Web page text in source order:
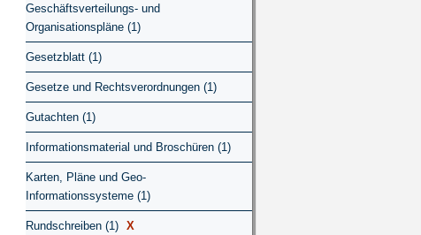
Geschäftsverteilungs- und
Organisationspläne (1)
Gesetzblatt (1)
Gesetze und Rechtsverordnungen (1)
Gutachten (1)
Informationsmaterial und Broschüren (1)
Karten, Pläne und Geo-
Informationssysteme (1)
Rundschreiben (1) X